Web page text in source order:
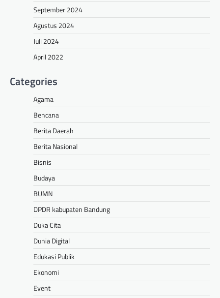
September 2024
Agustus 2024
Juli 2024
April 2022
Categories
Agama
Bencana
Berita Daerah
Berita Nasional
Bisnis
Budaya
BUMN
DPDR kabupaten Bandung
Duka Cita
Dunia Digital
Edukasi Publik
Ekonomi
Event